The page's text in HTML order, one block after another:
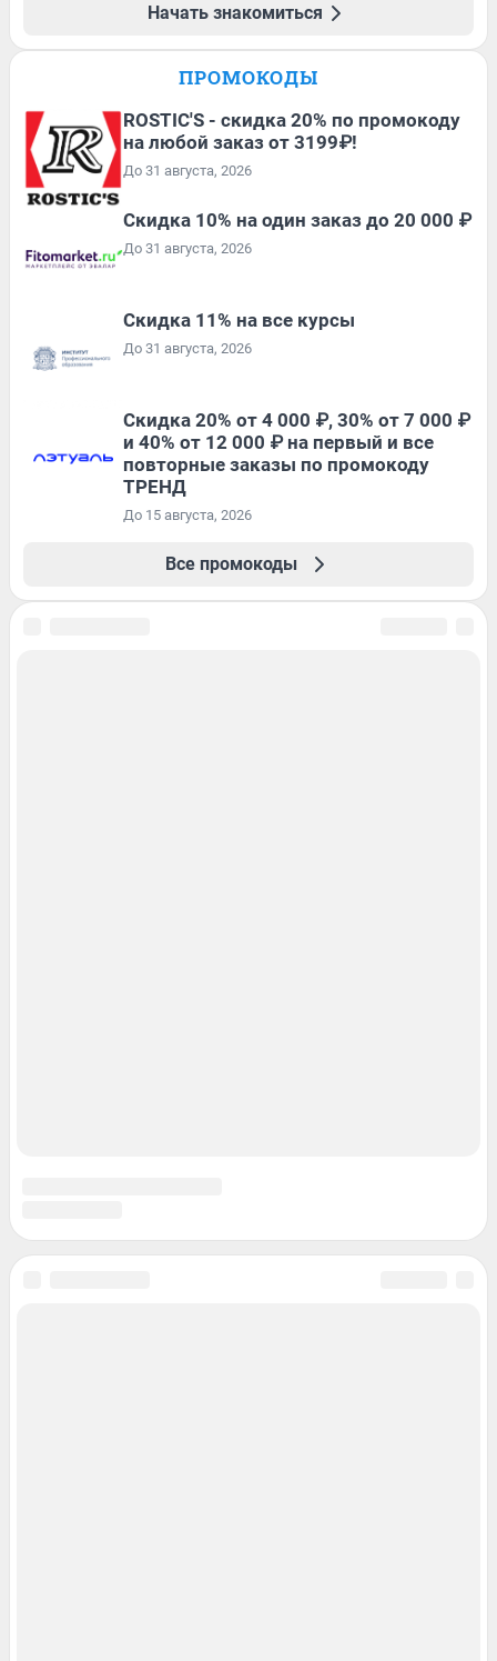
Начать знакомиться
ПРОМОКОДЫ
ROSTIC'S - скидка 20% по промокоду
на любой заказ от 3199₽!
До 31 августа, 2026
Скидка 10% на один заказ до 20 000 ₽
До 31 августа, 2026
Скидка 11% на все курсы
До 31 августа, 2026
Скидка 20% от 4 000 ₽, 30% от 7 000 ₽
и 40% от 12 000 ₽ на первый и все
повторные заказы по промокоду
ТРЕНД
До 15 августа, 2026
Все промокоды